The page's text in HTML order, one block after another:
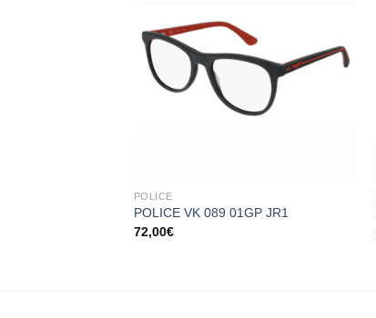
POLICE
POLICE VK 089 01GP JR1
72,00€